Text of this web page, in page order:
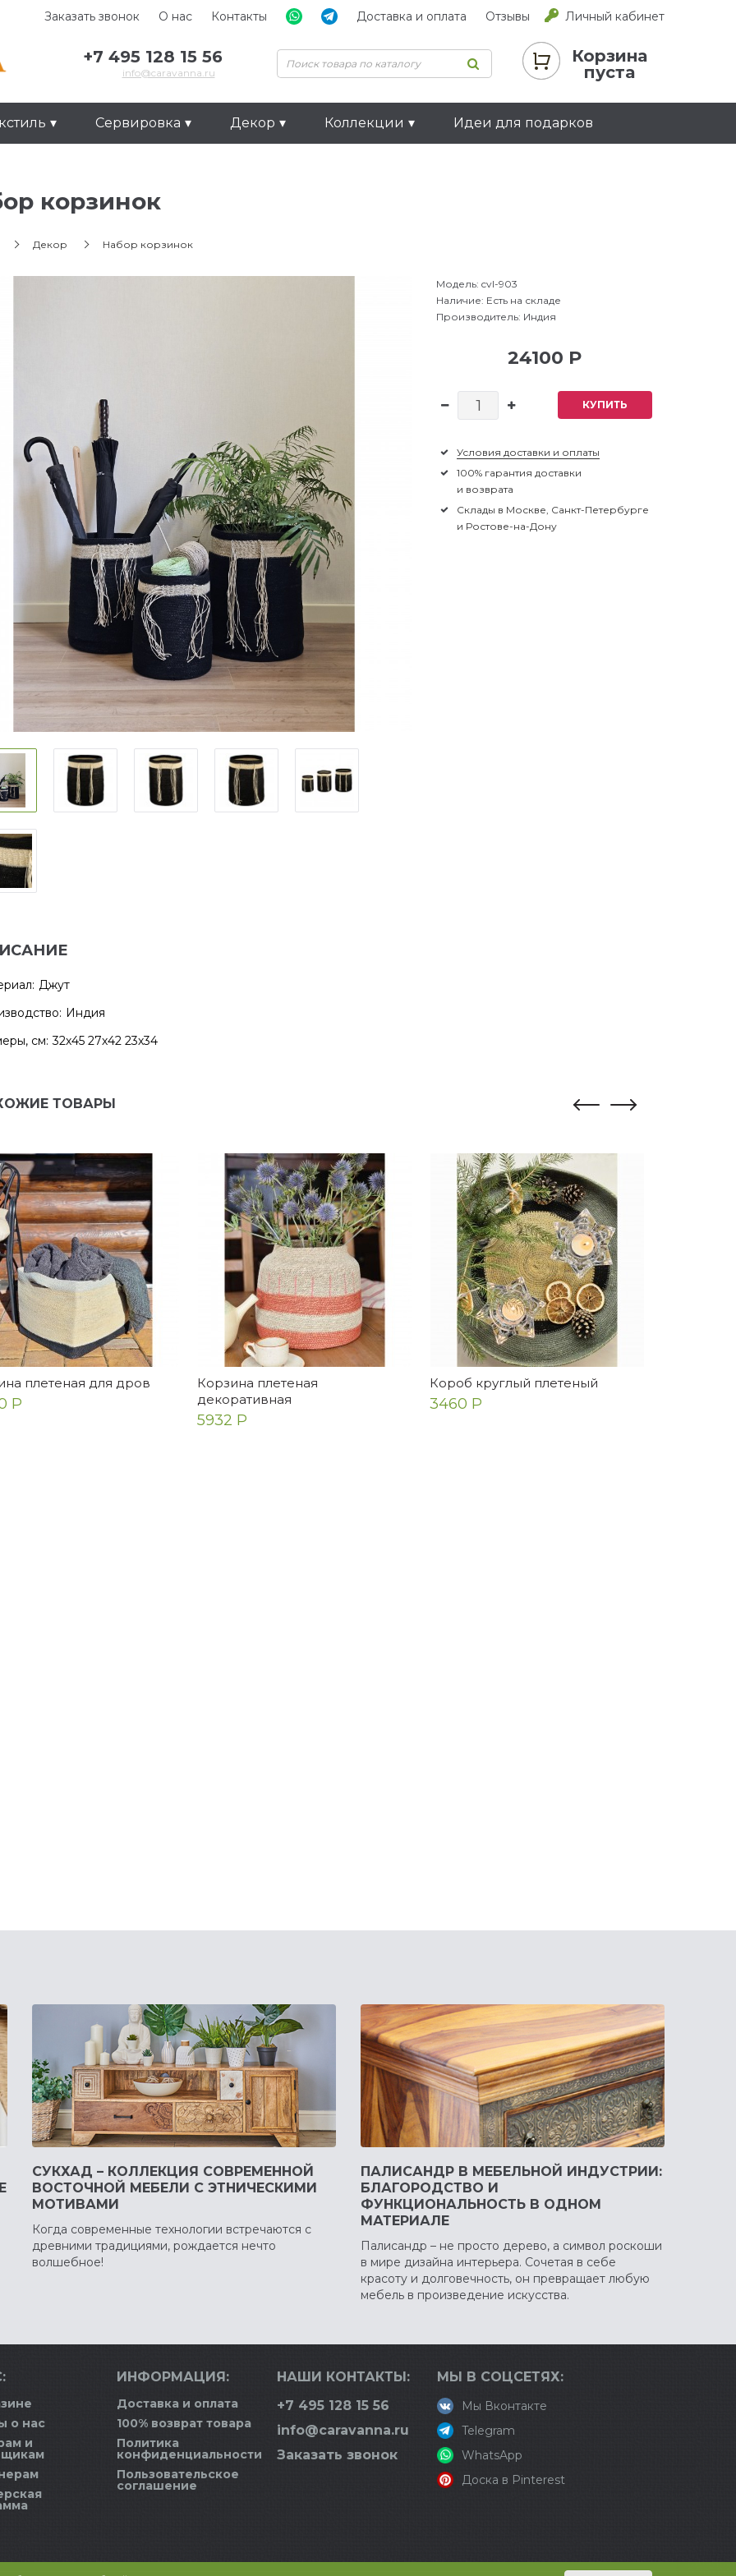
Заказать звонок О нас Контакты Доставка и оплата Отзывы Личный кабинет
+7 495 128 15 56
info@caravanna.ru
Корзина
пуста
Сервировка Декор Коллекции Идеи для подарков
корзинок
Декор Набор корзинок
Модель:cvl-903
Наличие: Есть на складе
Производитель: Индия
24100 Р
КУПИТЬ
Условия доставки и оплаты
100% гарантия доставки
и возврата
Склады в Москве, Санкт-Петербурге
и Ростове-на-Дону
Джут
Индия
см: 32х45 27х42 23х34
ТОВАРЫ
плетеная для дров
Р
Корзина плетеная
декоративная
5932 Р
Короб круглый плетеный
3460 Р
СУКХАД – КОЛЛЕКЦИЯ СОВРЕМЕННОЙ
ВОСТОЧНОЙ МЕБЕЛИ С ЭТНИЧЕСКИМИ
МОТИВАМИ
Когда современные технологии встречаются с
древними традициями, рождается нечто
волшебное!
ПАЛИСАНДР В МЕБЕЛЬНОЙ ИНДУСТРИИ:
БЛАГОРОДСТВО И
ФУНКЦИОНАЛЬНОСТЬ В ОДНОМ
МАТЕРИАЛЕ
Палисандр – не просто дерево, а символ роскоши
в мире дизайна интерьера. Сочетая в себе
красоту и долговечность, он превращает любую
мебель в произведение искусства.
о нас
и
ИНФОРМАЦИЯ:
Доставка и оплата
100% возврат товара
Политика
конфиденциальности
Пользовательское
соглашение
НАШИ КОНТАКТЫ:
+7 495 128 15 56
info@caravanna.ru
Заказать звонок
МЫ В СОЦСЕТЯХ:
Мы Вконтакте
Telegram
WhatsApp
Доска в Pinterest